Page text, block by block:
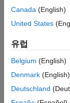
MATLAB의 .NET 이벤
반환하는 경우,
배열에는 해당
대응하는 .NET
함수
Canada (English)
United States
유럽
Belgium (English)
Denmark (English)
Deutschland